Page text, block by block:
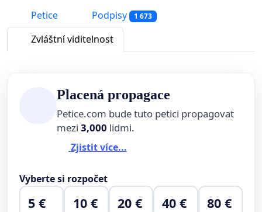
Petice
Podpisy 1 673
Zvláštní viditelnost
Placená propagace
Petice.com bude tuto petici propagovat
mezi 3,000 lidmi.
Zjistit více...
Vyberte si rozpočet
5 € 10 € 20 € 40 € 80 €